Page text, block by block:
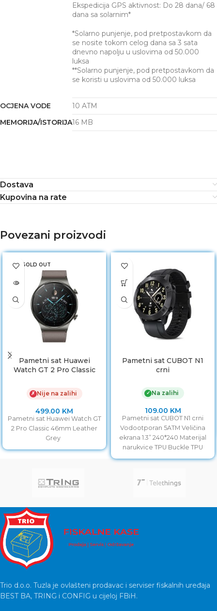
Ekspedicija GPS aktivnost: Do 28 dana/ 68
dana sa solarnim*
*Solarno punjenje, pod pretpostavkom da
se nosite tokom celog dana sa 3 sata
dnevno napolju u uslovima od 50.000
luksa
**Solarno punjenje, pod pretpostavkom da
se koristi u uslovima od 50.000 luksa
OCJENA VODE
10 ATM
MEMORIJA/ISTORIJA16 MB
Dostava
Kupovina na rate
Povezani proizvodi
SOLD OUT
Pametni sat Huawei
Watch GT 2 Pro Classic
✗ Nije na zalihi
499.00 KM
Pametni sat Huawei Watch GT
2 Pro Classic 46mm Leather
Grey
Pametni sat CUBOT N1
crni
✓ Na zalihi
109.00 KM
Pametni sat CUBOT N1 crni
Vodootporan 5ATM Veličina
ekrana 1.3” 240*240 Materijal
narukvice TPU Buckle TPU
Bluetooth 5.0 (acceleration +
Trio d.o.o. Tuzla je ovlašteni prodavac i serviser fiskalnih uređaja
BEST BA, TRING i CONFIG u cijeloj FBiH.